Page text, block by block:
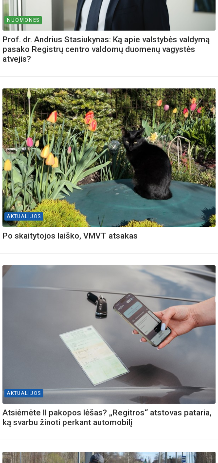
NUOMONES
Prof. dr. Andrius Stasiukynas: Ką apie valstybės valdymą
pasako Registrų centro valdomų duomenų vagystės
atvejis?
AKTUALIJOS
Po skaitytojos laiško, VMVT atsakas
AKTUALIJOS
Atsiėmėte II pakopos lėšas? „Regitros“ atstovas pataria,
ką svarbu žinoti perkant automobilį